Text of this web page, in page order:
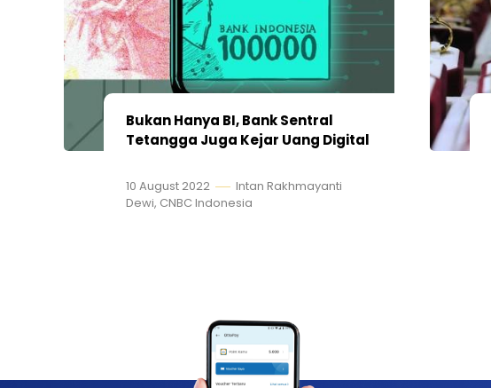
Bukan Hanya BI, Bank Sentral
Tetangga Juga Kejar Uang Digital
10 August 2022
Intan Rakhmayanti
Dewi, CNBC Indonesia